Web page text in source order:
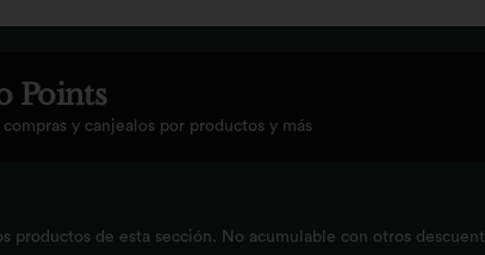
Points
y canjealos por productos y más
productos de esta sección. No acumulable con otros